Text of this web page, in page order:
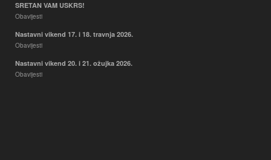
SRETAN VAM USKRS!
Obavijesti
Nastavni vikend 17. i 18. travnja 2026.
Obavijesti
Nastavni vikend 20. i 21. ožujka 2026.
Obavijesti